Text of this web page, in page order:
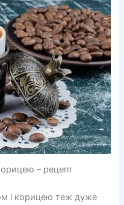
– рецепт
і корицею теж дуже